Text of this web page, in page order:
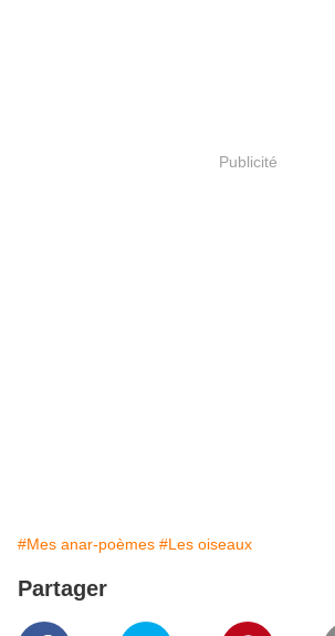
Publicité
#Mes anar-poèmes #Les oiseaux
Partager